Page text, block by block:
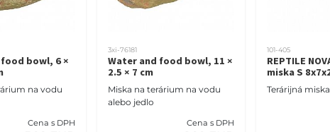
bowl, 6 ×
na vodu
Cena s DPH
3xi-76181
Water and food bowl, 11 ×
2.5 × 7 cm
Miska na terárium na vodu
alebo jedlo
Cena s DPH
101-405
REPTILE
miska S
Terárijná miska